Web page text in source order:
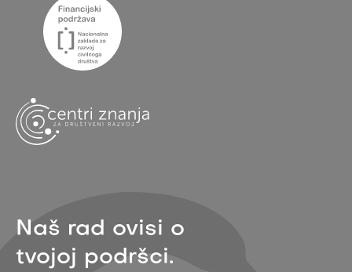
Naš rad ovisi o
tvojoj podršci.